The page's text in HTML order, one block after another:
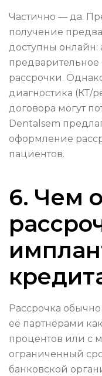
Частично — да.
получение
доступны онлайн:
предварительное
рассрочки.
диагностика (КТ/
договора могут
Dentalsem
оформление
пациентов.
6. Чем
Рассрочка
её партнёрами
процентов или с
ограниченный
банковской